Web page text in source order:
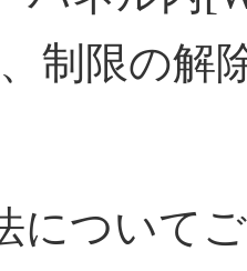
制限の解
について